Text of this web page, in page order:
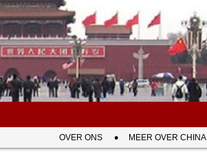
OVER ONS MEER OVER CHINA